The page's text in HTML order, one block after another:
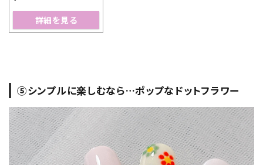
詳細を見る
⑤シンプルに楽しむなら…ポップなドットフラワー